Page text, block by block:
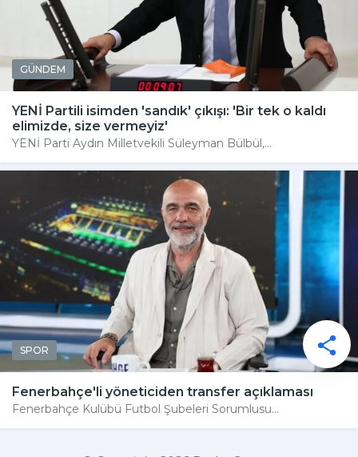
GÜNDEM
YENİ Partili isimden 'sandık' çıkışı: 'Bir tek o kaldı
elimizde, size vermeyiz'
YENİ Parti Aydın Milletvekili Süleyman Bülbül,...
SPOR
Fenerbahçe'li yöneticiden transfer açıklaması
Fenerbahçe Kulübü Futbol Şubeleri Sorumlusu...